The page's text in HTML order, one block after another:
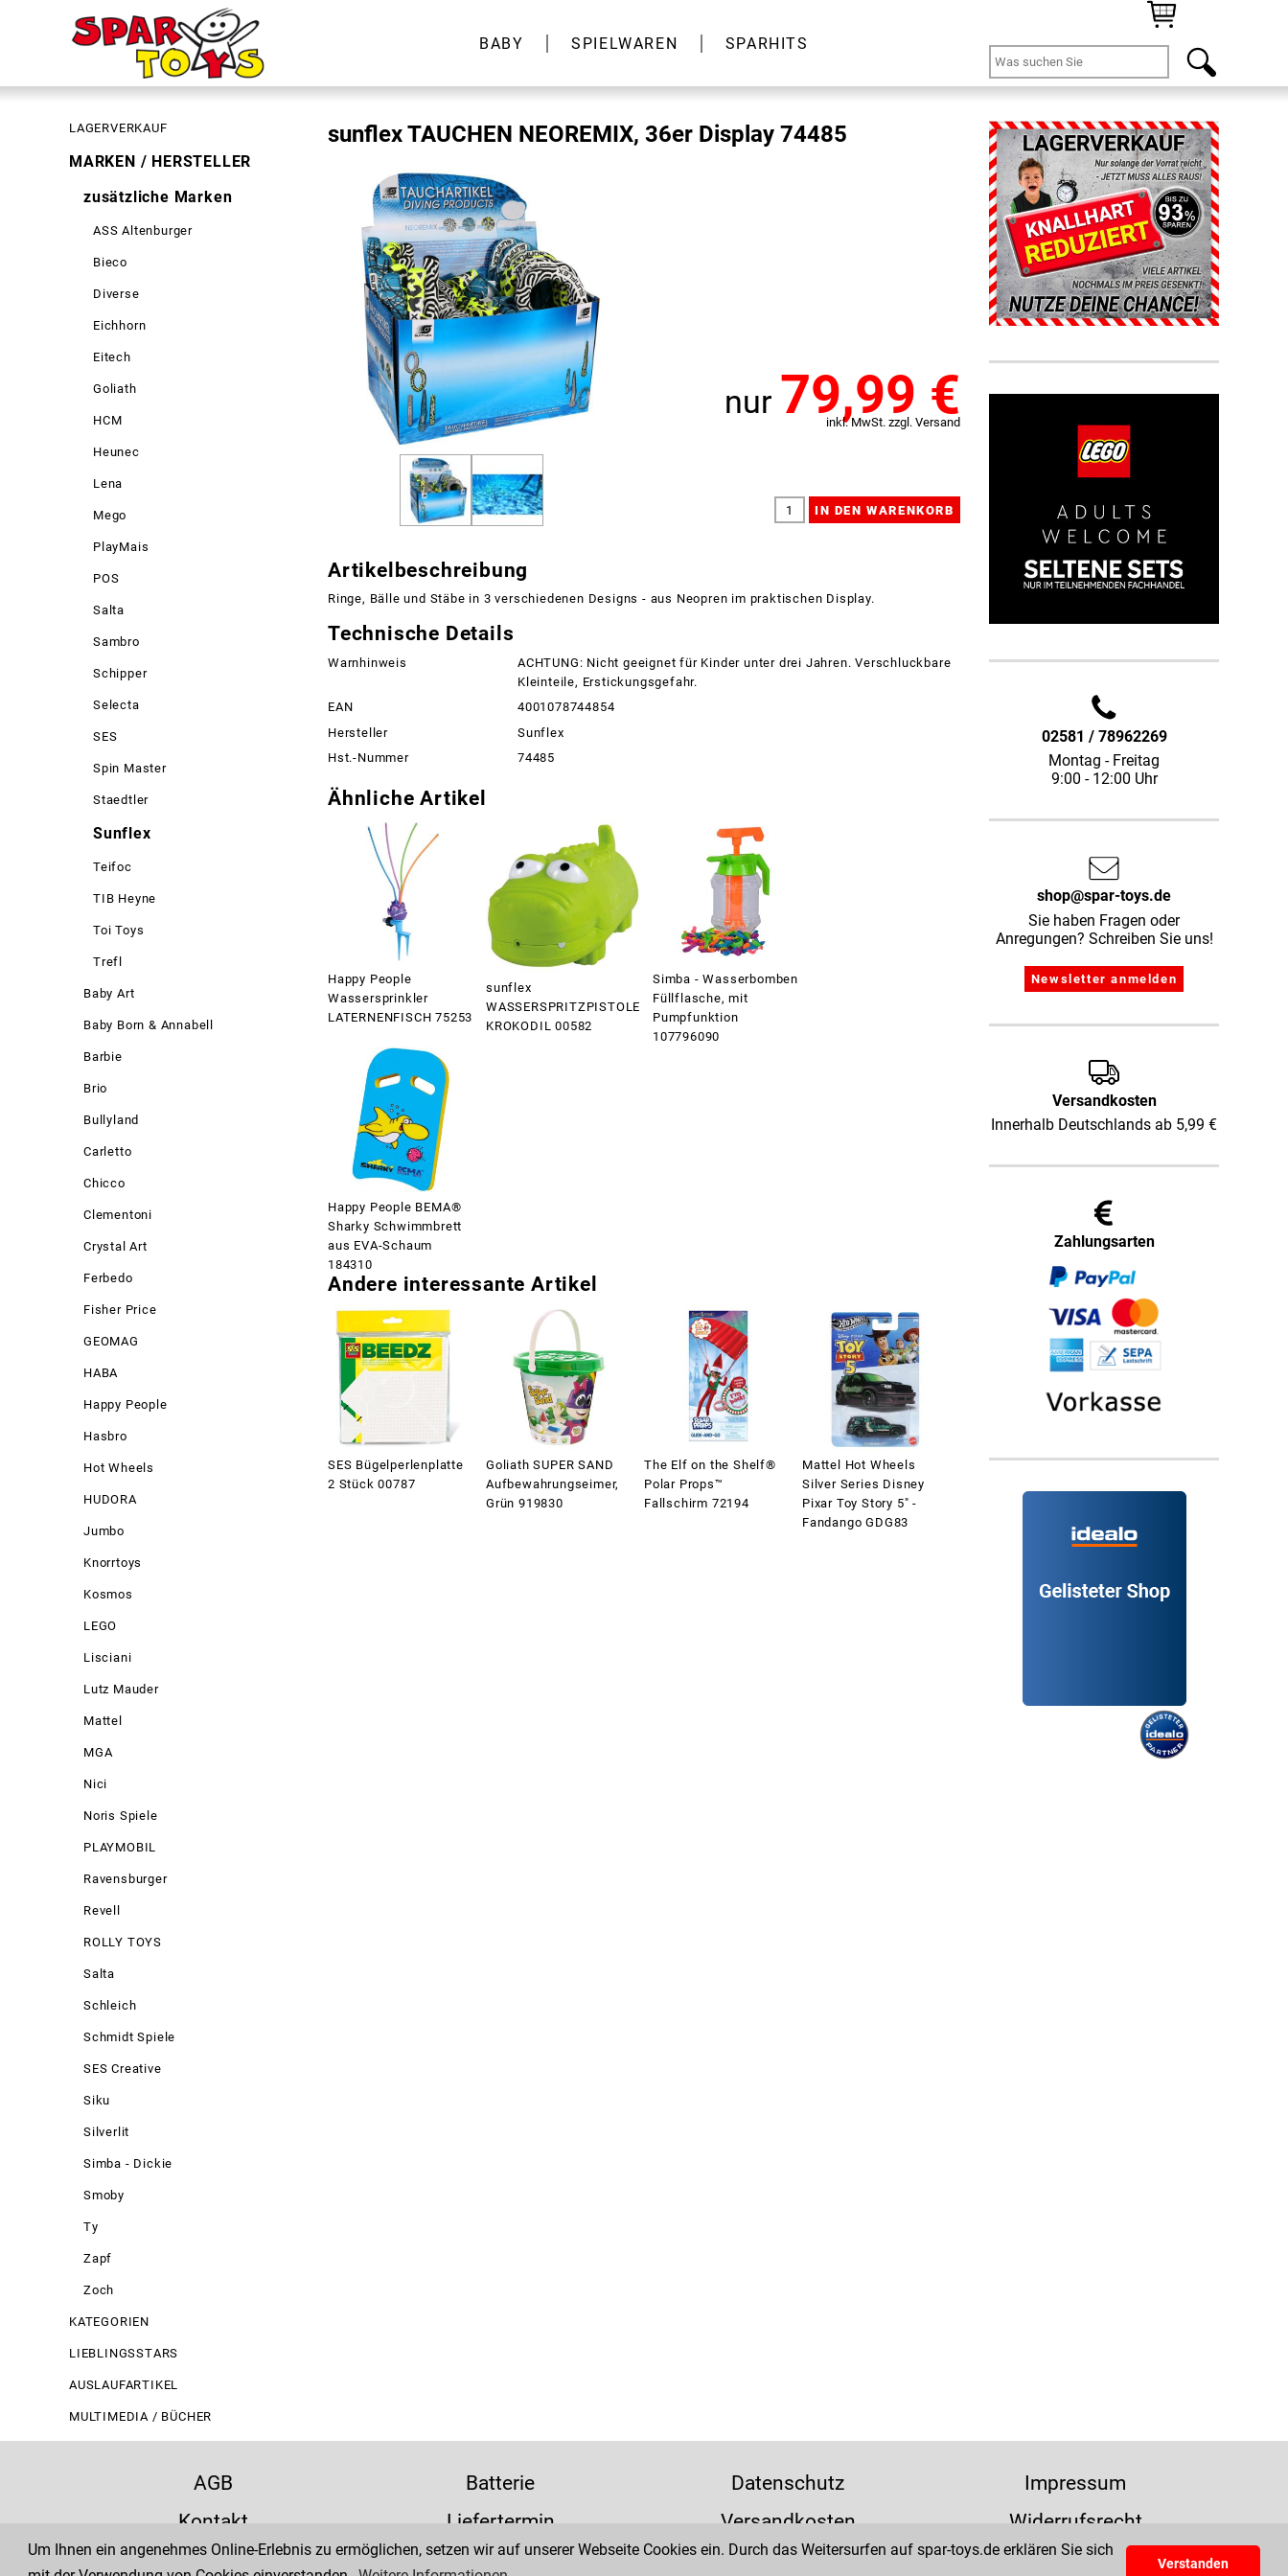
Um Ihnen ein angenehmes Online-Erlebnis zu ermöglichen, setzen wir auf unserer Webseite Cookies ein. Durch das Weitersurfen auf spar-toys.de erklären Sie sich
Verstanden
BABY SPIELWAREN SPARHITS
LAGERVERKAUF
MARKEN / HERSTELLER
zusätzliche Marken
ASS Altenburger
Bieco
Diverse
Eichhorn
Eitech
Goliath
HCM
Heunec
Lena
Mego
PlayMais
POS
Salta
Sambro
Schipper
Selecta
SES
Spin Master
Staedtler
Sunflex
Teifoc
TIB Heyne
Toi Toys
Trefl
Baby Art
Baby Born & Annabell
Barbie
Brio
Bullyland
Carletto
Chicco
Clementoni
Crystal Art
Ferbedo
Fisher Price
GEOMAG
HABA
Happy People
Hasbro
Hot Wheels
HUDORA
Jumbo
Knorrtoys
Kosmos
LEGO
Lisciani
Lutz Mauder
Mattel
MGA
Nici
Noris Spiele
PLAYMOBIL
Ravensburger
Revell
ROLLY TOYS
Salta
Schleich
Schmidt Spiele
SES Creative
Siku
Silverlit
Simba - Dickie
Smoby
Ty
Zapf
Zoch
KATEGORIEN
LIEBLINGSSTARS
AUSLAUFARTIKEL
MULTIMEDIA / BÜCHER
sunflex TAUCHEN NEOREMIX, 36er Display 74485
nur 79,99 €
inkl. MwSt. zzgl. Versand
Artikelbeschreibung
Ringe, Bälle und Stäbe in 3 verschiedenen Designs - aus Neopren im praktischen Display.
Technische Details
Warnhinweis
ACHTUNG: Nicht geeignet für Kinder unter drei Jahren. Verschluckbare
Kleinteile, Erstickungsgefahr.
EAN
4001078744854
Hersteller
Sunflex
Hst.-Nummer
74485
Ähnliche Artikel
Happy People
Wassersprinkler
LATERNENFISCH 75253
sunflex
WASSERSPRITZPISTOLE
KROKODIL 00582
Simba - Wasserbomben
Füllflasche, mit
Pumpfunktion
107796090
Happy People BEMA®
Sharky Schwimmbrett
aus EVA-Schaum
184310
Andere interessante Artikel
SES Bügelperlenplatte
2 Stück 00787
Goliath SUPER SAND
Aufbewahrungseimer,
Grün 919830
The Elf on the Shelf®
Polar Props™
Fallschirm 72194
Mattel Hot Wheels
Silver Series Disney
Pixar Toy Story 5" -
Fandango GDG83
02581 / 78962269
Montag - Freitag
9:00 - 12:00 Uhr
shop@spar-toys.de
Sie haben Fragen oder
Anregungen? Schreiben Sie uns!
Versandkosten
Innerhalb Deutschlands ab 5,99 €
Zahlungsarten
AGB Batterie Datenschutz
Impressum
Kontakt
Liefertermin Versandkosten
Widerrufsrecht
Zahlung